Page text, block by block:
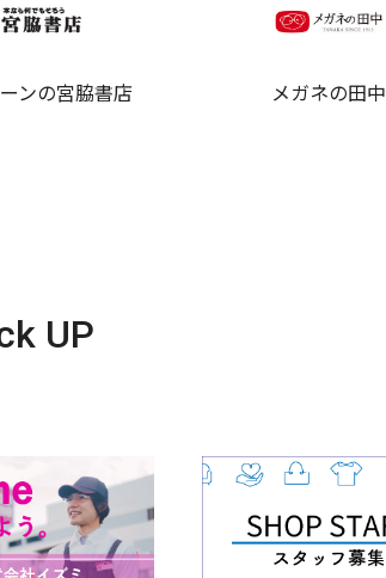
ンの宮脇書店 メガネの田中
UP